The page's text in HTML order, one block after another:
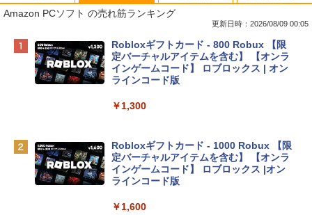
Apple 2026 MacBook Neo A18 Proチッ
プ搭載13インチノートブック：AIとAppl
e Intelligenceのために設計、Liquid Ret
inaディスプレイ、8GBユニファイドメモ
eTime HDカメラ、Touch ID - インディ
￥137,800
tomtoc 360°保護 15.6 16インチ パソコ
book Lenovo対応
Amazon PCソフト の売れ筋ランキング
更新日時：2026/08/09 00:05
Robloxギフトカード - 800 Robux 【限
定バーチャルアイテムを含む】 【オンラ
インゲームコード】 ロブロックス | オン
ラインコード版
￥1,300
Robloxギフトカード - 1000 Robux 【限
定バーチャルアイテムを含む】 【オンラ
インゲームコード】 ロブロックス |オン
ラインコード版
￥1,600